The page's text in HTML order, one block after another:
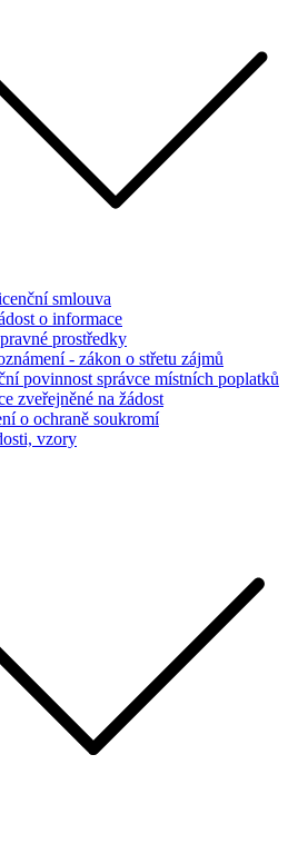
smlouva
o informace
prostředky
- zákon o střetu zájmů
povinnost správce místních poplatků
zveřejněné na žádost
o ochraně soukromí
vzory